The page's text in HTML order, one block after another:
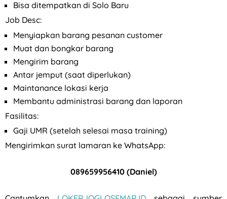
Bisa ditempatkan di Solo Baru
Job Desc:
Menyiapkan barang pesanan customer
Muat dan bongkar barang
Mengirim barang
Antar jemput (saat diperlukan)
Maintanance lokasi kerja
Membantu administrasi barang dan laporan
Fasilitas:
Gaji UMR (setelah selesai masa training)
Mengirimkan surat lamaran ke WhatsApp:
089659956410 (Daniel)